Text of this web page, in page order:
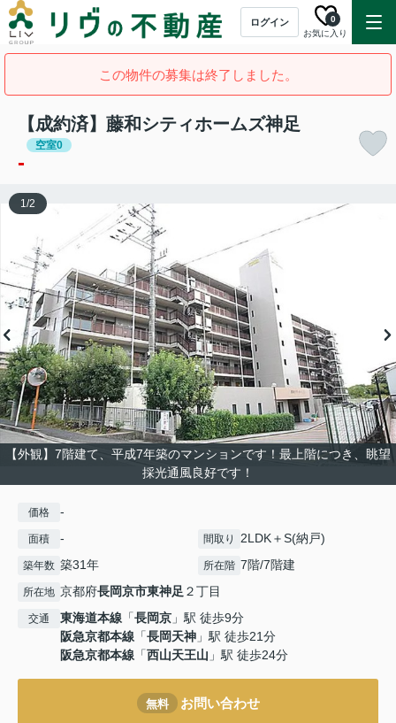
ログイン
お気に入り
0
この物件の募集は終了しました。
【成約済】藤和シティホームズ神足
空室0
-
【外観】7階建て、平成7年築のマンションです！最上階につき、眺望
採光通風良好です！
1/2
価格 -
面積 - 間取り 2LDK＋S(納戸)
築年数 築31年 所在階 7階/7階建
所在地 京都府長岡京市東神足２丁目
交通 東海道本線 「長岡京 」駅 徒歩9分
阪急京都本線 「長岡天神 」駅 徒歩21分
阪急京都本線 「西山天王山 」駅 徒歩24分
無料 お問い合わせ